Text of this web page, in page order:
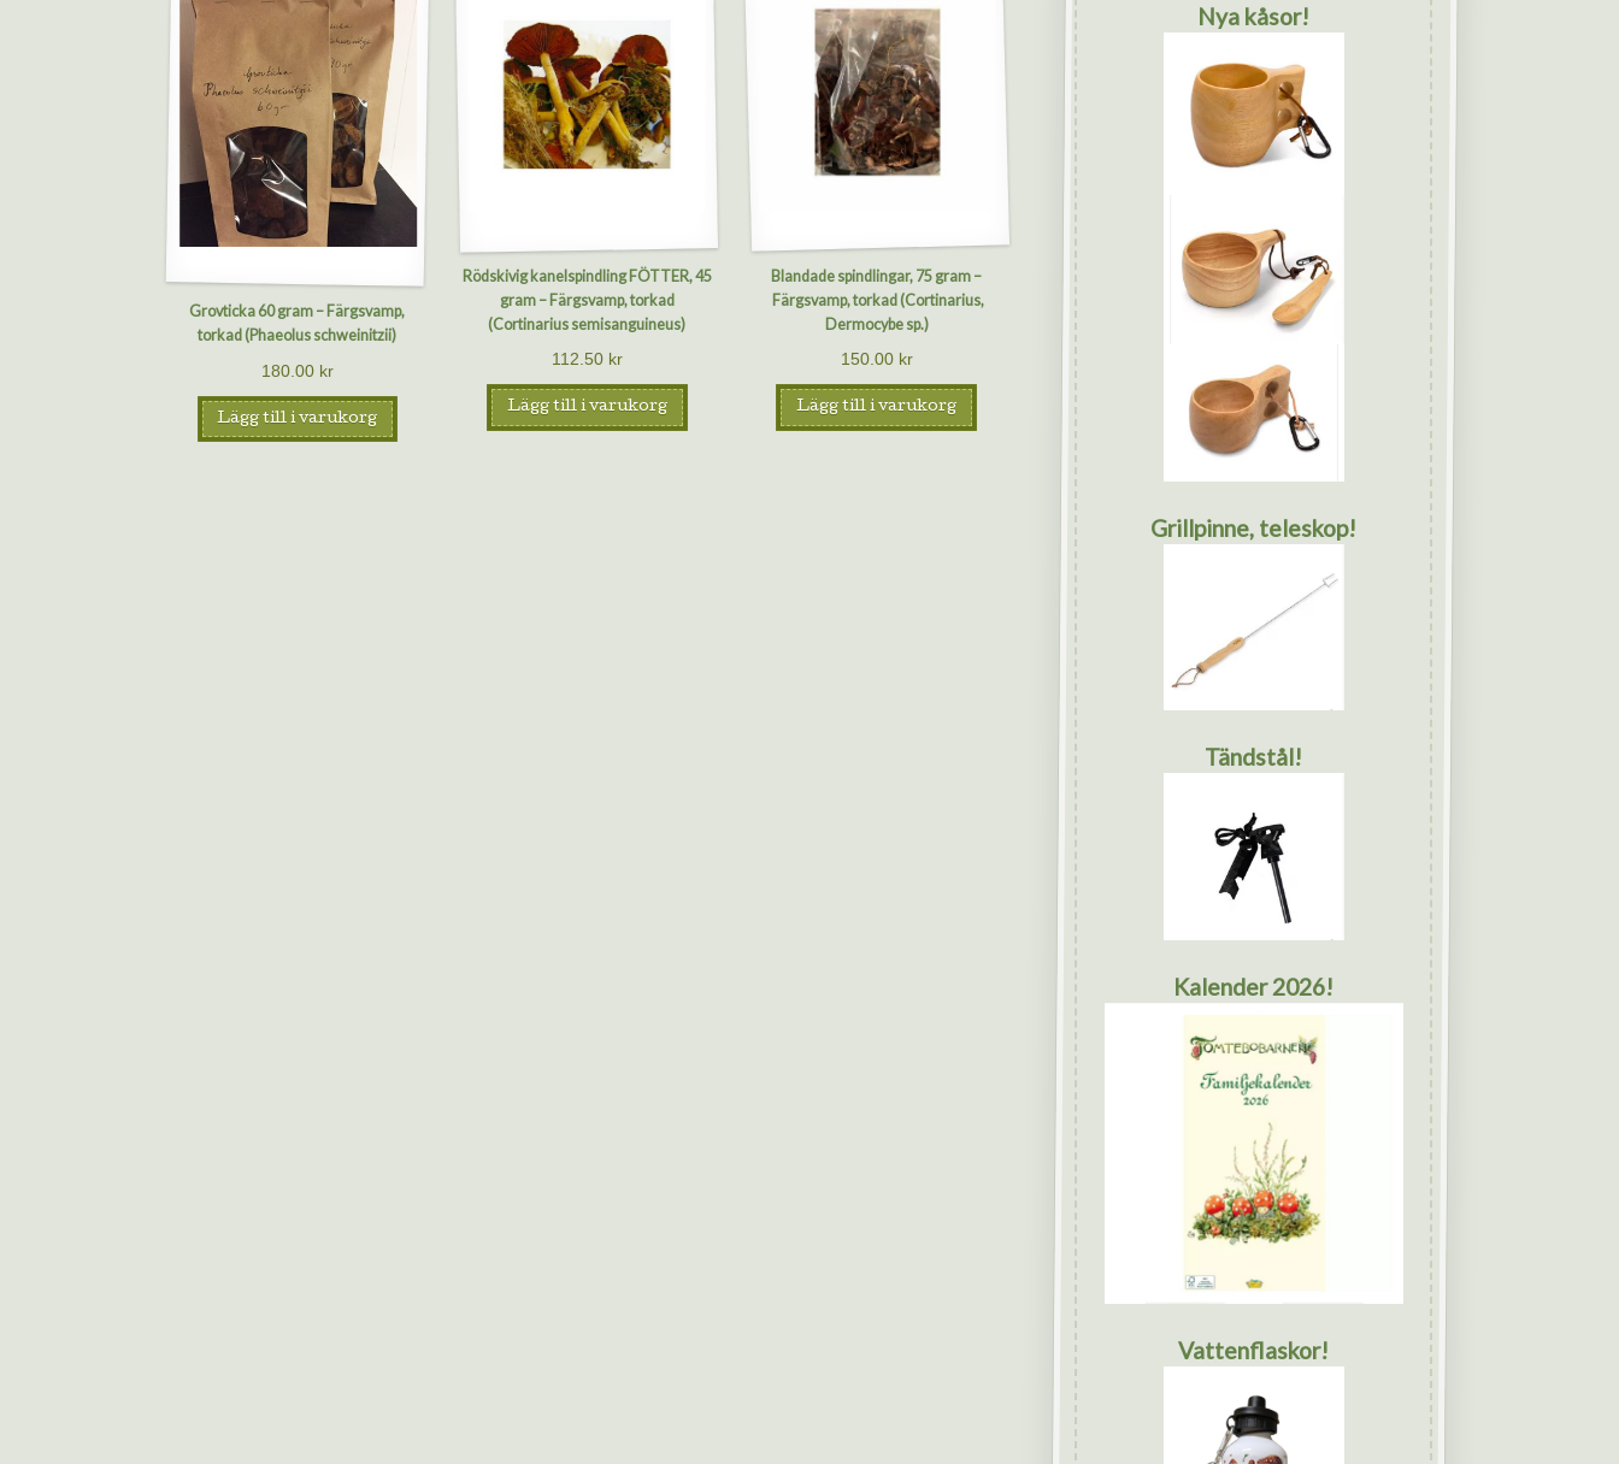
Grovticka 60 gram – Färgsvamp,
torkad (Phaeolus schweinitzii)
180.00 kr
Lägg till i varukorg
Rödskivig kanelspindling FÖTTER, 45
gram – Färgsvamp, torkad
(Cortinarius semisanguineus)
112.50 kr
Lägg till i varukorg
Blandade spindlingar, 75 gram –
Färgsvamp, torkad (Cortinarius,
Dermocybe sp.)
150.00 kr
Lägg till i varukorg
Nya kåsor!
Grillpinne, teleskop!
Tändstål!
Kalender 2026!
Vattenflaskor!